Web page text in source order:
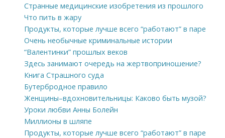
Странные медицинские изобретения из прошлого
Что пить в жару
Продукты, которые лучше всего “работают” в паре
Очень необычные криминальные истории
“Валентинки” прошлых веков
Здесь занимают очередь на жертвоприношение?
Книга Страшного суда
Бутербродное правило
Женщины–вдохновительницы: Каково быть музой?
Уроки любви Анны Болейн
Миллионы в шляпе
Продукты, которые лучше всего “работают” в паре